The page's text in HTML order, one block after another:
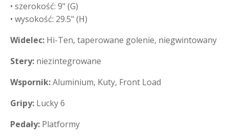
• szerokość: 9" (G)
• wysokość: 29.5" (H)
Widelec: Hi-Ten, taperowane golenie, niegwintowany
Stery: niezintegrowane
Wspornik:Aluminium, Kuty, Front Load
Gripy: Lucky 6
Pedały: Platformy